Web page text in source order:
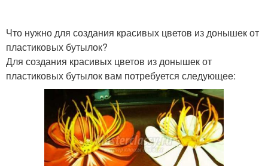
Что нужно для создания красивых цветов из донышек от
пластиковых бутылок?
Для создания красивых цветов из донышек от
пластиковых бутылок вам потребуется следующее: